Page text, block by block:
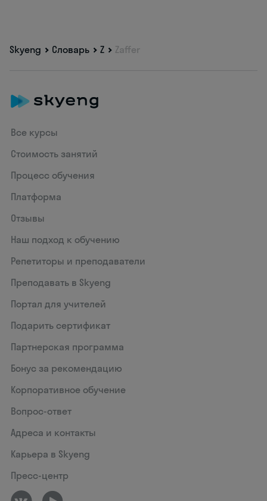
Skyeng Словарь Z Zaffer
Все курсы
Стоимость занятий
Процесс обучения
Платформа
Отзывы
Наш подход к обучению
Репетиторы и преподаватели
Преподавать в Skyeng
Портал для учителей
Подарить сертификат
Партнерская программа
Бонус за рекомендацию
Корпоративное обучение
Вопрос-ответ
Адреса и контакты
Карьера в Skyeng
Пресс-центр